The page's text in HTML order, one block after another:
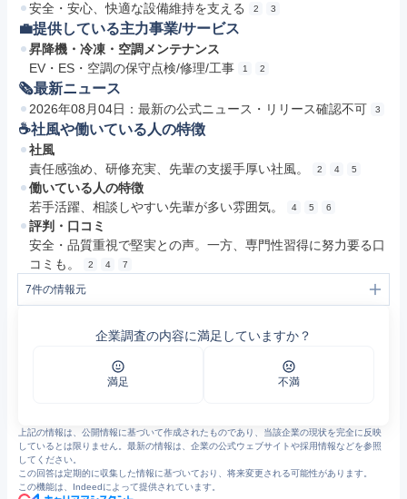
安全・安心、快適な設備維持を支える 2 3
💼提供している主力事業/サービス
昇降機・冷凍・空調メンテナンス
EV・ES・空調の保守点検/修理/工事
1 2
🗞最新ニュース
2026年08月04日：最新の公式ニュース・リリース確認不可 3
☕️社風や働いている人の特徴
社風
責任感強め、研修充実、先輩の支援手厚い社風。
2 4 5
働いている人の特徴
若手活躍、相談しやすい先輩が多い雰囲気。
4 5 6
評判・口コミ
安全・品質重視で堅実との声。一方、専門性習得に努力要る口
コミも。
2 4 7
7件の情報元
中部菱成株式会社
中部菱成株式会社 | 採用情報 | 社員インタビュー
中部菱成株式会社 | 採用情報 | 社員インタビュー
企業調査の内容に満足していますか？
満足 不満
上記の情報は、公開情報に基づいて作成されたものであり、当該企業の現状を完全に反映
しているとは限りません。最新の情報は、企業の公式ウェブサイトや採用情報などを参照
してください。
この回答は定期的に収集した情報に基づいており、将来変更される可能性があります。
この機能は、Indeedによって提供されています。